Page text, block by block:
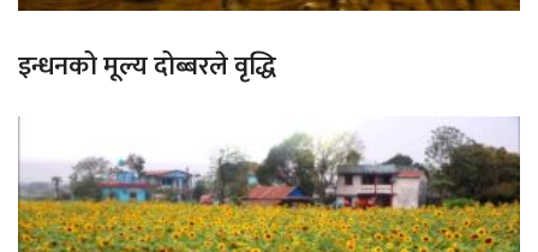
इन्धनको मूल्य दोब्बरले वृद्धि